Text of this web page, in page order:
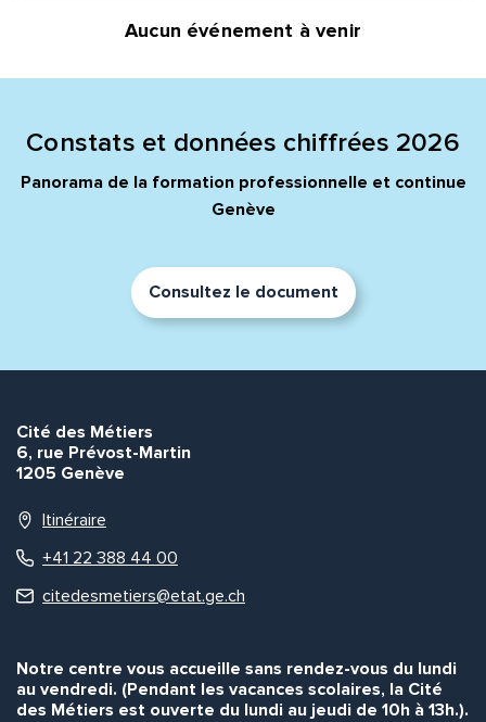
Aucun événement à venir
Constats et données chiffrées 2026
Panorama de la formation professionnelle et continue
Genève
Consultez le document
Cité des Métiers
6, rue Prévost-Martin
1205 Genève
Itinéraire
+41 22 388 44 00
citedesmetiers@etat.ge.ch
Notre centre vous accueille sans rendez-vous du lundi
au vendredi. (Pendant les vacances scolaires, la Cité
des Métiers est ouverte du lundi au jeudi de 10h à 13h.).
Prénom et nom*
Quelle est la pertinence de cette page?
Commentaire*